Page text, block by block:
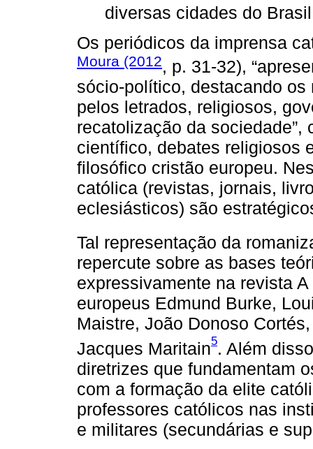
diversas cidades do
Os periódicos da imprensa
Moura (2012, p. 31-32),
sócio-político, destacando
pelos letrados, religiosos,
recatolização da
científico, debates religiosos
filosófico cristão europeu.
católica (revistas, jornais,
eclesiásticos) são
Tal representação da
repercute sobre as bases
expressivamente na revista
europeus Edmund Burke,
Maistre, João Donoso
Jacques Maritain5. Além
diretrizes que fundamentam
com a formação da elite
professores católicos nas
e militares (secundárias e